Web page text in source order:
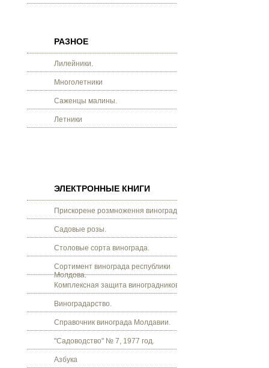
РАЗНОЕ
Лилейники.
Многолетники
Саженцы малины.
Летники
ЭЛЕКТРОННЫЕ КНИГИ
Прискорене розмноження винограду.
Садовые розы.
Столовые сорта винограда.
Сортимент винограда республики
Молдова.
Комплексная защита виноградников.
Виноградарство.
Справочник винограда Молдавии.
"Садоводство" № 7, 1977 год.
Азбука